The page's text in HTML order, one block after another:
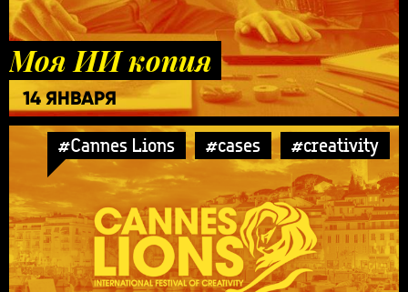
Моя ИИ копия
14 ЯНВАРЯ
#Cannes Lions #cases #creativity